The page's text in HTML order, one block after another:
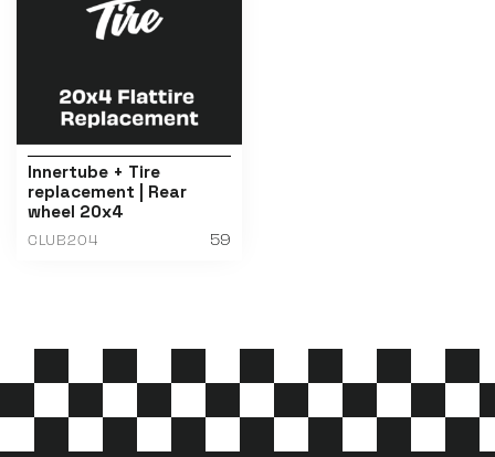
Innertube + Tire
replacement | Rear
wheel 20x4
CLUB204 59